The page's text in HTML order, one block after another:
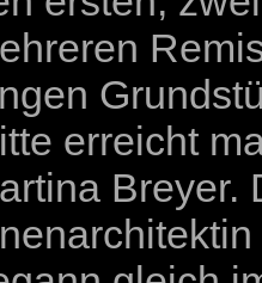
erreicht
Breyer.